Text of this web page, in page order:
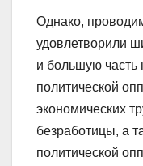
Однако,
удовлетворили
и большую часть
политической
экономических
безработицы, а
политической